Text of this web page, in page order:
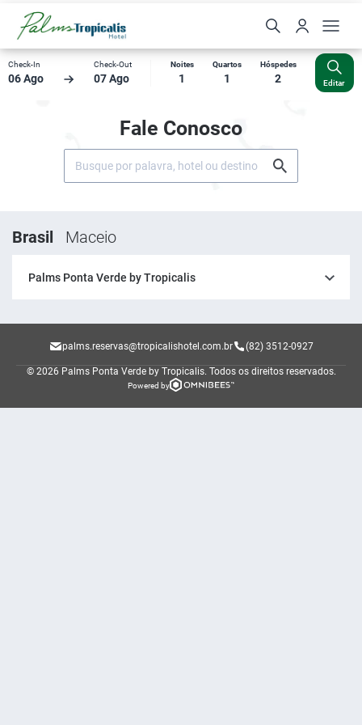
Check-In
06 Ago
Check-Out
07 Ago
Noites
1
Quartos
1
Hóspedes
2 Editar
Fale Conosco
Brasil Maceio
Palms Ponta Verde by Tropicalis
palms.reservas@tropicalishotel.com.br (82) 3512-0927
© 2026 Palms Ponta Verde by Tropicalis. Todos os direitos reservados.
Powered by